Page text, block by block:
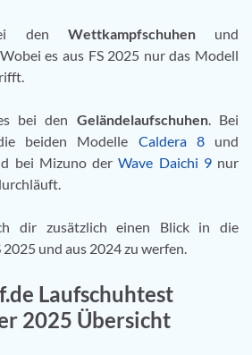
den Wettkampfschuhenund
es aus FS 2025 nur das Modell
bei den Geländelaufschuhen. Bei
beiden Modelle Caldera 8und
bei Mizuno derWave Daichi 9nur
dir zusätzlich einen Blick in die
2025 und aus 2024 zu werfen.
Laufschuhtest
2025 Übersicht